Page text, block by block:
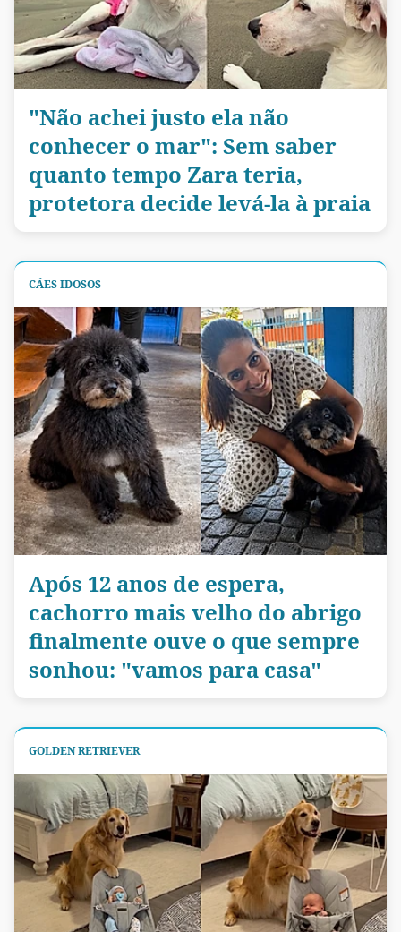
"Não achei justo ela não
conhecer o mar": Sem saber
quanto tempo Zara teria,
protetora decide levá-la à praia
CÃES IDOSOS
Após 12 anos de espera,
cachorro mais velho do abrigo
finalmente ouve o que sempre
sonhou: "vamos para casa"
GOLDEN RETRIEVER